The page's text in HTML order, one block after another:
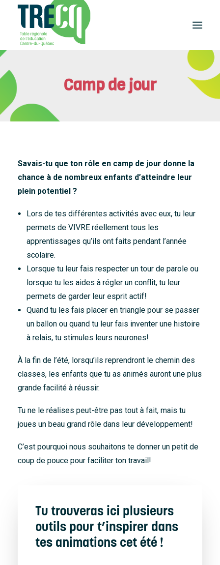
Réussite
éducative
Lecture
Plaisir de lire
Événements
au Centre-du-Québec
Outils
Accueil
À propos
Nouvelles
Nous joindre
Camp de jour
Savais-tu que ton rôle en camp de jour donne la
chance à de nombreux enfants d’atteindre leur
plein potentiel ?
Lors de tes différentes activités avec eux, tu leur
permets de VIVRE réellement tous les
apprentissages qu’ils ont faits pendant l’année
scolaire.
Lorsque tu leur fais respecter un tour de parole ou
lorsque tu les aides à régler un conflit, tu leur
permets de garder leur esprit actif!
Quand tu les fais placer en triangle pour se passer
un ballon ou quand tu leur fais inventer une histoire
à relais, tu stimules leurs neurones!
À la fin de l’été, lorsqu’ils reprendront le chemin des
classes, les enfants que tu as animés auront une plus
grande facilité à réussir.
Tu ne le réalises peut-être pas tout à fait, mais tu
joues un beau grand rôle dans leur développement!
C’est pourquoi nous souhaitons te donner un petit de
coup de pouce pour faciliter ton travail!
Tu trouveras ici plusieurs
outils pour t’inspirer dans
tes animations cet été !